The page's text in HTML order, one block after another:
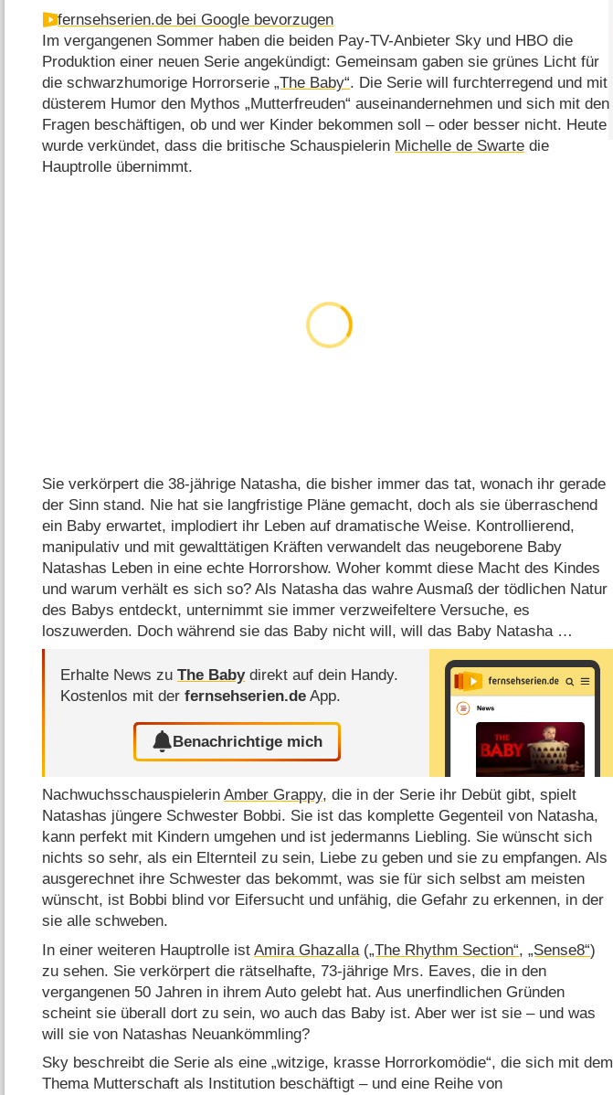
fernsehserien.de bei Google bevorzugen
Im vergangenen Sommer haben die beiden Pay-TV-Anbieter Sky und HBO die
Produktion einer neuen Serie angekündigt: Gemeinsam gaben sie grünes Licht für
die schwarzhumorige Horrorserie„The Baby“. Die Serie will furchterregend und mit
düsterem Humor den Mythos „Mutterfreuden“ auseinandernehmen und sich mit den
Fragen beschäftigen, ob und wer Kinder bekommen soll – oder besser nicht. Heute
wurde verkündet, dass die britische Schauspielerin Michelle de Swarte die
Hauptrolle übernimmt.
Sie verkörpert die 38-jährige Natasha, die bisher immer das tat, wonach ihr gerade
der Sinn stand. Nie hat sie langfristige Pläne gemacht, doch als sie überraschend
ein Baby erwartet, implodiert ihr Leben auf dramatische Weise. Kontrollierend,
manipulativ und mit gewalttätigen Kräften verwandelt das neugeborene Baby
Natashas Leben in eine echte Horrorshow. Woher kommt diese Macht des Kindes
und warum verhält es sich so? Als Natasha das wahre Ausmaß der tödlichen Natur
des Babys entdeckt, unternimmt sie immer verzweifeltere Versuche, es
loszuwerden. Doch während sie das Baby nicht will, will das Baby Natasha …
Erhalte News zuThe Babydirekt auf dein Handy.
Kostenlos mit derfernsehserien.de App.
Benachrichtige mich
NachwuchsschauspielerinAmber Grappy, die in der Serie ihr Debüt gibt, spielt
Natashas jüngere Schwester Bobbi. Sie ist das komplette Gegenteil von Natasha,
kann perfekt mit Kindern umgehen und ist jedermanns Liebling. Sie wünscht sich
nichts so sehr, als ein Elternteil zu sein, Liebe zu geben und sie zu empfangen. Als
ausgerechnet ihre Schwester das bekommt, was sie für sich selbst am meisten
wünscht, ist Bobbi blind vor Eifersucht und unfähig, die Gefahr zu erkennen, in der
sie alle schweben.
In einer weiteren Hauptrolle istAmira Ghazalla („The Rhythm Section“,„Sense8“)
zu sehen. Sie verkörpert die rätselhafte, 73-jährige Mrs. Eaves, die in den
vergangenen 50 Jahren in ihrem Auto gelebt hat. Aus unerfindlichen Gründen
scheint sie überall dort zu sein, wo auch das Baby ist. Aber wer ist sie – und was
will sie von Natashas Neuankömmling?
Sky beschreibt die Serie als eine „witzige, krasse Horrorkomödie“, die sich mit dem
Thema Mutterschaft als Institution beschäftigt – und eine Reihe von